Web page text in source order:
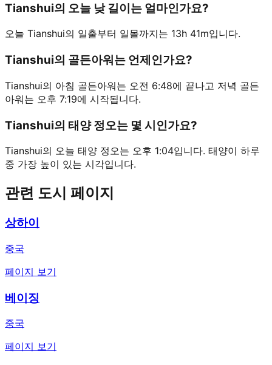
Tianshui의 오늘 낮 길이는 얼마인가요?
오늘 Tianshui의 일출부터 일몰까지는 13h 41m입니다.
Tianshui의 골든아워는 언제인가요?
Tianshui의 아침 골든아워는 오전 6:48에 끝나고 저녁 골든
아워는 오후 7:19에 시작됩니다.
Tianshui의 태양 정오는 몇 시인가요?
Tianshui의 오늘 태양 정오는 오후 1:04입니다. 태양이 하루
중 가장 높이 있는 시각입니다.
관련 도시 페이지
상하이
중국
페이지 보기
베이징
중국
페이지 보기